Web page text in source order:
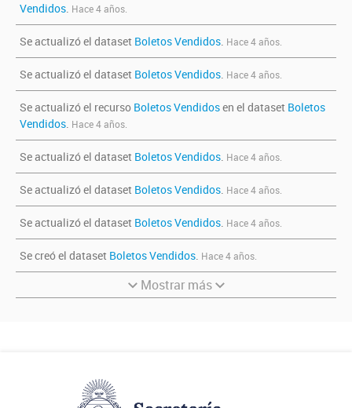
Vendidos. Hace 4 años.
Se actualizó el dataset Boletos Vendidos. Hace 4 años.
Se actualizó el dataset Boletos Vendidos. Hace 4 años.
Se actualizó el recurso Boletos Vendidosen el dataset Boletos
Vendidos. Hace 4 años.
Se actualizó el dataset Boletos Vendidos. Hace 4 años.
Se actualizó el dataset Boletos Vendidos. Hace 4 años.
Se actualizó el dataset Boletos Vendidos. Hace 4 años.
Se creó el dataset Boletos Vendidos. Hace 4 años.
Mostrar más